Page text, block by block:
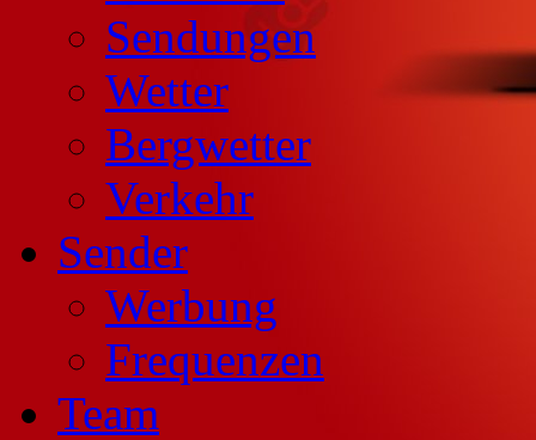
Sendungen
Wetter
Bergwetter
Verkehr
Sender
Werbung
Frequenzen
Team